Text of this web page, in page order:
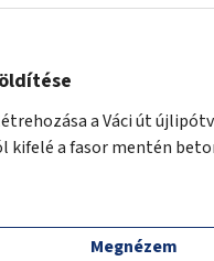
a Váci út
kifelé a fasor mentén
Megnézem